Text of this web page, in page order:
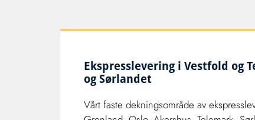
Ekspresslevering i Vestfold og
og Sørlandet
Vårt faste dekningsområde av